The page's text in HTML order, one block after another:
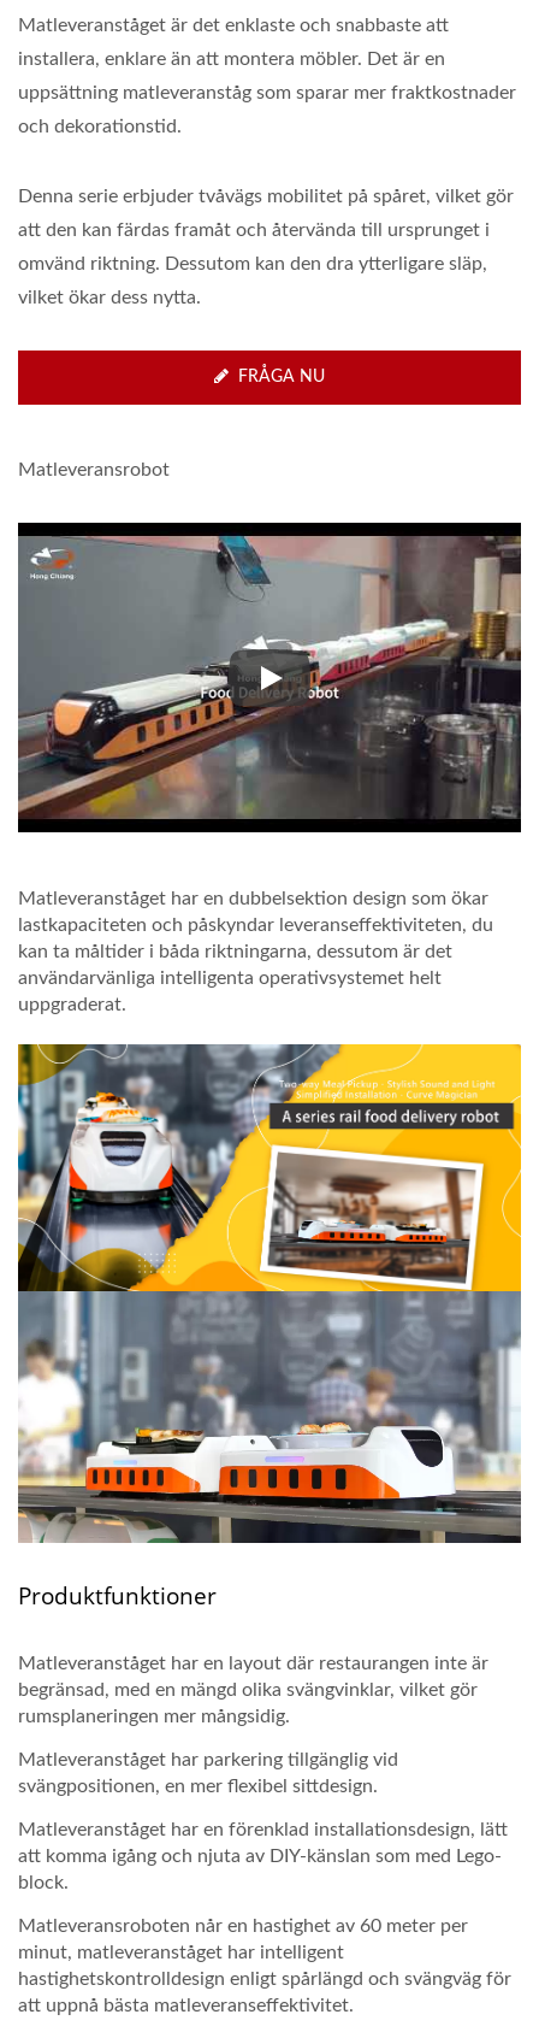
Matleveranståget är det enklaste och snabbaste att
installera, enklare än att montera möbler. Det är en
uppsättning matleveranståg som sparar mer fraktkostnader
och dekorationstid.
Denna serie erbjuder tvåvägs mobilitet på spåret, vilket gör
att den kan färdas framåt och återvända till ursprunget i
omvänd riktning. Dessutom kan den dra ytterligare släp,
vilket ökar dess nytta.
FRÅGA NU
Matleveransrobot
Matleveransrobot
Matleveranståget har en dubbelsektion design som ökar
lastkapaciteten och påskyndar leveranseffektiviteten, du
kan ta måltider i båda riktningarna, dessutom är det
användarvänliga intelligenta operativsystemet helt
uppgraderat.
Produktfunktioner
Matleveranståget har en layout där restaurangen inte är
begränsad, med en mängd olika svängvinklar, vilket gör
rumsplaneringen mer mångsidig.
Matleveranståget har parkering tillgänglig vid
svängpositionen, en mer flexibel sittdesign.
Matleveranståget har en förenklad installationsdesign, lätt
att komma igång och njuta av DIY-känslan som med Lego-
block.
Matleveransroboten når en hastighet av 60 meter per
minut, matleveranståget har intelligent
hastighetskontrolldesign enligt spårlängd och svängväg för
att uppnå bästa matleveranseffektivitet.